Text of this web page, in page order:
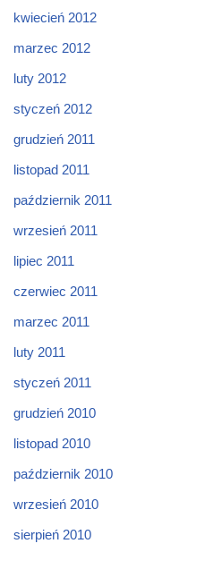
kwiecień 2012
marzec 2012
luty 2012
styczeń 2012
grudzień 2011
listopad 2011
październik 2011
wrzesień 2011
lipiec 2011
czerwiec 2011
marzec 2011
luty 2011
styczeń 2011
grudzień 2010
listopad 2010
październik 2010
wrzesień 2010
sierpień 2010